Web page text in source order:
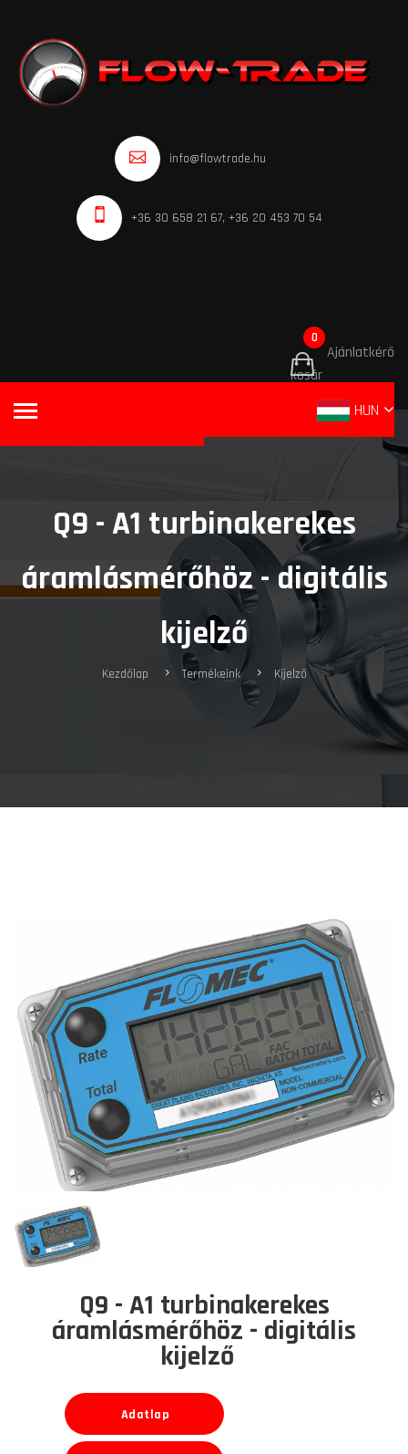
info@flowtrade.hu
+36 30 658 21 67, +36 20 453 70 54
Ajánlatkérő
kosár
0
HUN
Q9 - A1 turbinakerekes
áramlásmérőhöz - digitális
kijelző
Kezdőlap Termékeink Kijelző
Q9 - A1 turbinakerekes
áramlásmérőhöz - digitális
kijelző
Adatlap